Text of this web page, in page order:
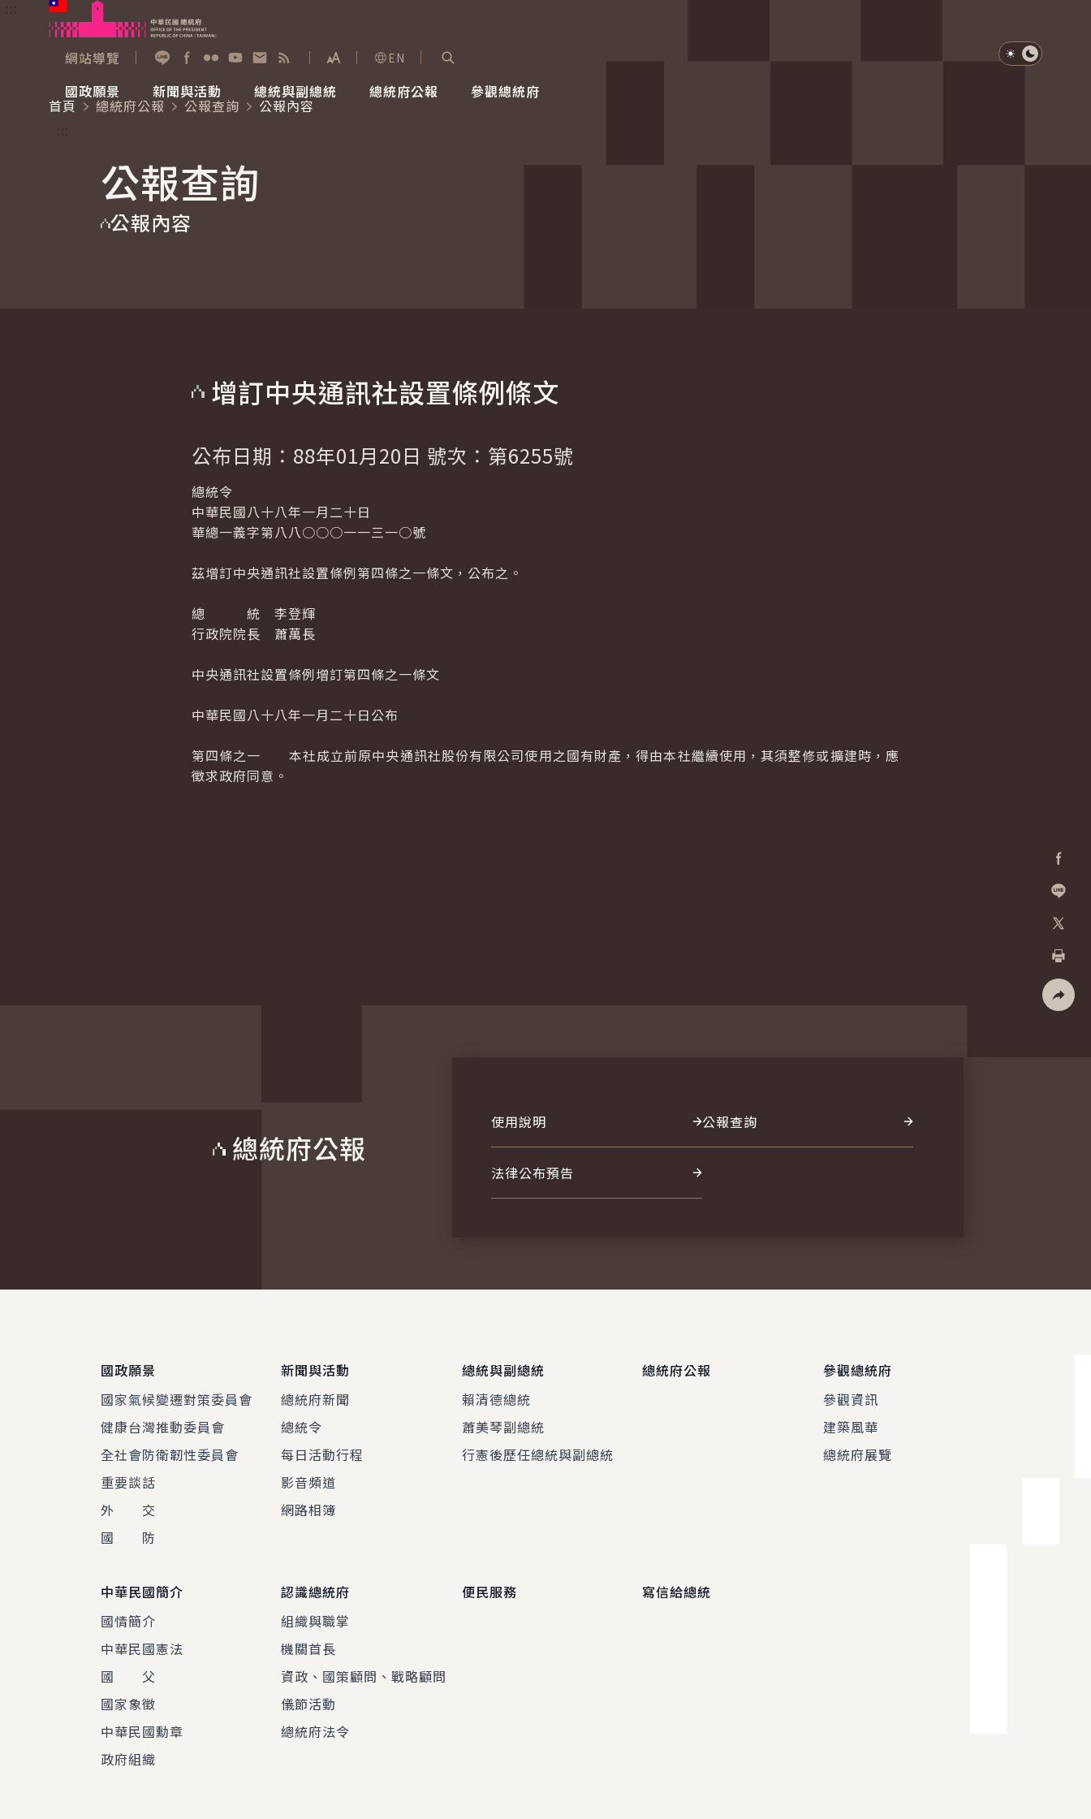
跳到主要內容
網站導覽
展開字級選單
EN
國政願景
國家氣候變遷對策委員會
重要談話
新聞與活動
總統府新聞
影音頻道
總統與副總統
賴清德總統
總統府公報 參觀總統府
淺色模式
深色模式
首頁
總統府公報 公報查詢
公報內容
公報查詢
公報內容
加入好
列印
增訂中央通訊社設置條例條文
公布日期：88年01月20日 號次：第6255號
總統令
中華民國八十八年一月二十日
華總一義字第八八○○○一一三一○號
茲增訂中央通訊社設置條例第四條之一條文，公布之。
總 統 李登輝
行政院院長 蕭萬長
中央通訊社設置條例增訂第四條之一條文
中華民國八十八年一月二十日公布
第四條之一 本社成立前原中央通訊社股份有限公司使用之國有財產，得由本社繼續使用，其須整修或擴建時，應
徵求政府同意。
總統府公報
使用說明 公報查詢
法律公布預告
國政願景
國家氣候變遷對策委員會
健康台灣推動委員會
全社會防衛韌性委員會
重要談話
外 交
國 防
新聞與活動
總統府新聞
總統令
每日活動行程
影音頻道
網路相簿
總統與副總統
賴清德總統
蕭美琴副總統
行憲後歷任總統與副總統
總統府公報
參觀總統府
參觀資訊
建築風華
總統府展覽
中華民國簡介
國情簡介
中華民國憲法
國 父
國家象徵
中華民國勳章
政府組織
認識總統府
組織與職掌
機關首長
資政、國策顧問、戰略顧問
儀節活動
總統府法令
便民服務 寫信給總統